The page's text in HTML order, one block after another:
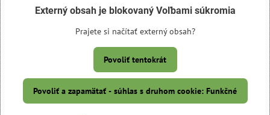
Externý obsah je blokovaný Voľbami súkromia
Prajete si načítať externý obsah?
Povoliť tentokrát
Povoliť a zapamätať - súhlas s druhom cookie: Funkčné